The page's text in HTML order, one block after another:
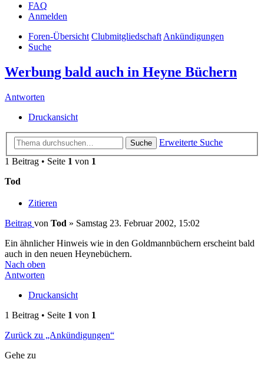
FAQ
Anmelden
Foren-Übersicht ClubmitgliedschaftAnkündigungen
Suche
Werbung bald auch in Heyne Büchern
Antworten
Druckansicht
Suche
Erweiterte Suche
1 Beitrag • Seite 1 von 1
Tod
Zitieren
Beitrag von Tod » Samstag 23. Februar 2002, 15:02
Ein ähnlicher Hinweis wie in den Goldmannbüchern erscheint bald
auch in den neuen Heynebüchern.
Nach oben
Antworten
Druckansicht
1 Beitrag • Seite 1 von 1
Zurück zu „Ankündigungen“
Gehe zu